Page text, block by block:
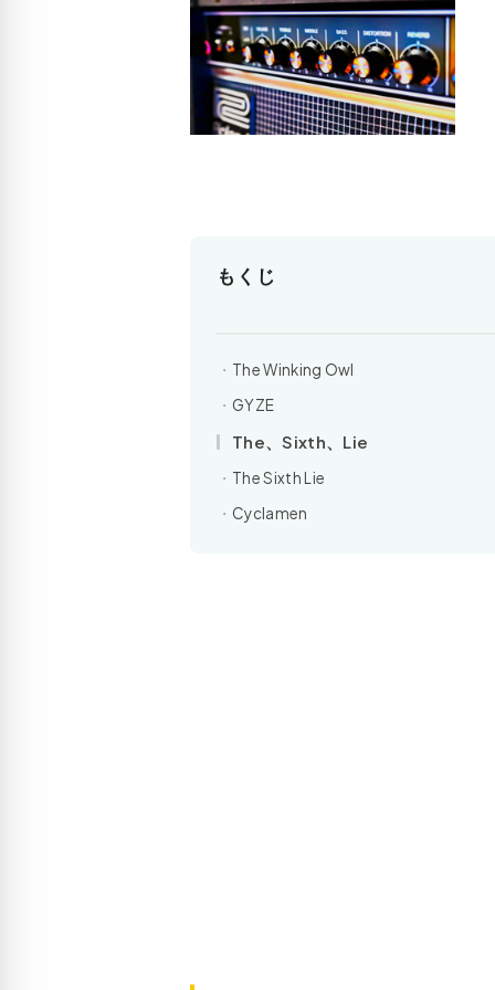
もくじ
The Winking Owl
GYZE
The、Sixth、Lie
The Sixth Lie
Cyclamen